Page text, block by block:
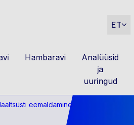
ET
Hambaravi
Analüüsid
ja
uuringud
eemaldamine